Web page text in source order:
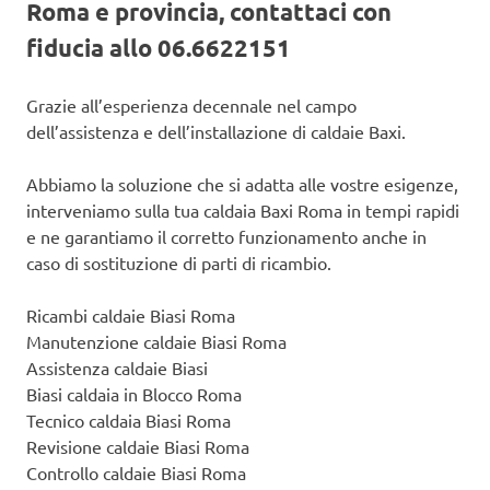
Roma e provincia, contattaci con
fiducia allo 06.6622151
Grazie all’esperienza decennale nel campo
dell’assistenza e dell’installazione di caldaie Baxi.
Abbiamo la soluzione che si adatta alle vostre esigenze,
interveniamo sulla tua caldaia Baxi Roma in tempi rapidi
e ne garantiamo il corretto funzionamento anche in
caso di sostituzione di parti di ricambio.
Ricambi caldaie Biasi Roma
Manutenzione caldaie Biasi Roma
Assistenza caldaie Biasi
Biasi caldaia in Blocco Roma
Tecnico caldaia Biasi Roma
Revisione caldaie Biasi Roma
Controllo caldaie Biasi Roma